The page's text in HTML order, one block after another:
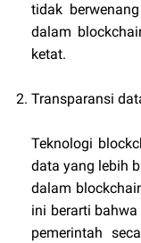
tidak
dalam
ketat.
Transparansi
Teknologi
data yang lebih
dalam
ini berarti
pemerintah